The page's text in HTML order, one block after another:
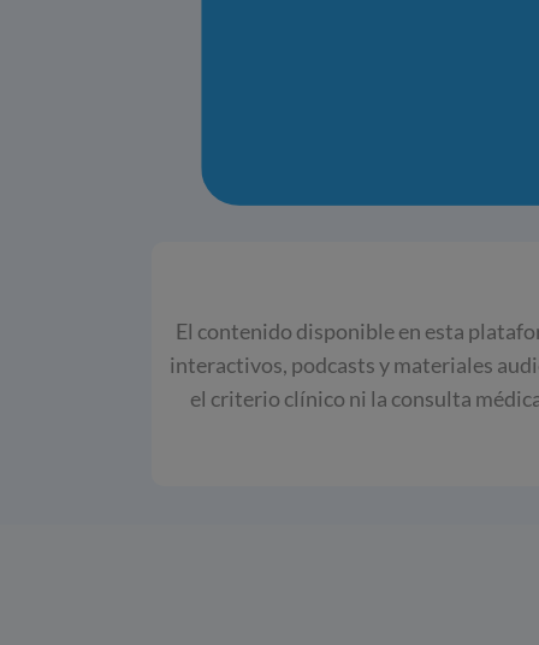
El contenido disponible en esta
interactivos, podcasts y materiales
el criterio clínico ni la consulta